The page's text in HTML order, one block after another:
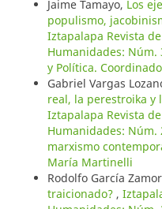
Jaime Tamayo, Los
populismo,
Iztapalapa Revista
Humanidades: Núm.
y Política.
Gabriel Vargas
real, la perestroika
Iztapalapa Revista
Humanidades: Núm.
marxismo
María Martinelli
Rodolfo García
traicionado? ,